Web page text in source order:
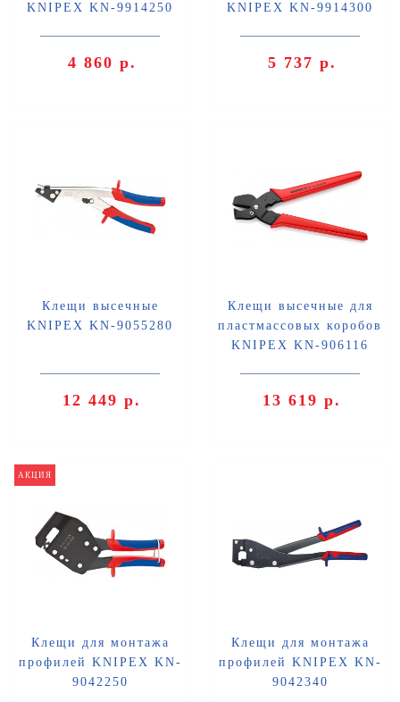
KNIPEX KN-9914250
4 860 р.
KNIPEX KN-9914300
5 737 р.
Клещи высечные
KNIPEX KN-9055280
12 449 р.
Клещи высечные для
пластмассовых коробов
KNIPEX KN-906116
13 619 р.
АКЦИЯ
Клещи для монтажа
профилей KNIPEX KN-
9042250
Клещи для монтажа
профилей KNIPEX KN-
9042340